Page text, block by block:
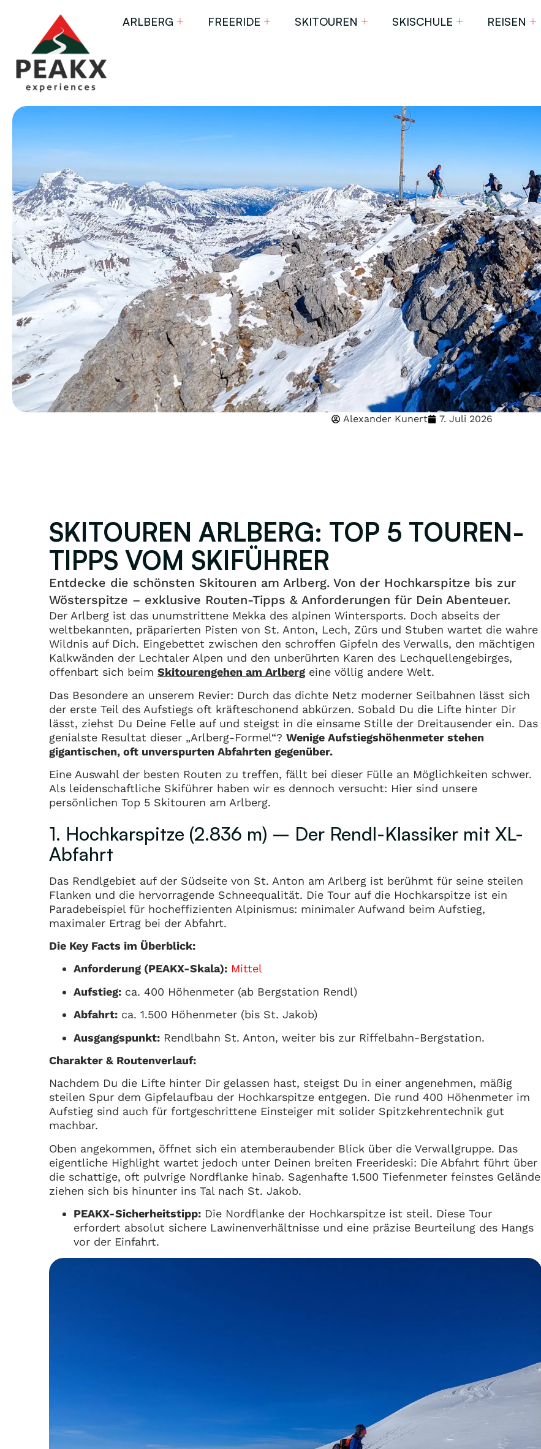
ARLBERG FREERIDE SKITOUREN SKISCHULE REISEN
Alexander Kunert 7. Juli 2026
SKITOUREN ARLBERG: TOP 5 TOUREN-
TIPPS VOM SKIFÜHRER
Entdecke die schönsten Skitouren am Arlberg. Von der Hochkarspitze bis zur
Wösterspitze – exklusive Routen-Tipps & Anforderungen für Dein Abenteuer.
Der Arlberg ist das unumstrittene Mekka des alpinen Wintersports. Doch abseits der
weltbekannten, präparierten Pisten von St. Anton, Lech, Zürs und Stuben wartet die wahre
Wildnis auf Dich. Eingebettet zwischen den schroffen Gipfeln des Verwalls, den mächtigen
Kalkwänden der Lechtaler Alpen und den unberührten Karen des Lechquellengebirges,
offenbart sich beim Skitourengehen am Arlberg eine völlig andere Welt.
Das Besondere an unserem Revier: Durch das dichte Netz moderner Seilbahnen lässt sich
der erste Teil des Aufstiegs oft kräfteschonend abkürzen. Sobald Du die Lifte hinter Dir
lässt, ziehst Du Deine Felle auf und steigst in die einsame Stille der Dreitausender ein. Das
genialste Resultat dieser „Arlberg-Formel“? Wenige Aufstiegshöhenmeter stehen
gigantischen, oft unverspurten Abfahrten gegenüber.
Eine Auswahl der besten Routen zu treffen, fällt bei dieser Fülle an Möglichkeiten schwer.
Als leidenschaftliche Skiführer haben wir es dennoch versucht: Hier sind unsere
persönlichen Top 5 Skitouren am Arlberg.
1. Hochkarspitze (2.836 m) – Der Rendl-Klassiker mit XL-
Abfahrt
Das Rendlgebiet auf der Südseite von St. Anton am Arlberg ist berühmt für seine steilen
Flanken und die hervorragende Schneequalität. Die Tour auf die Hochkarspitze ist ein
Paradebeispiel für hocheffizienten Alpinismus: minimaler Aufwand beim Aufstieg,
maximaler Ertrag bei der Abfahrt.
Die Key Facts im Überblick:
Anforderung (PEAKX-Skala): Mittel
Aufstieg: ca. 400 Höhenmeter (ab Bergstation Rendl)
Abfahrt: ca. 1.500 Höhenmeter (bis St. Jakob)
Ausgangspunkt: Rendlbahn St. Anton, weiter bis zur Riffelbahn-Bergstation.
Charakter & Routenverlauf:
Nachdem Du die Lifte hinter Dir gelassen hast, steigst Du in einer angenehmen, mäßig
steilen Spur dem Gipfelaufbau der Hochkarspitze entgegen. Die rund 400 Höhenmeter im
Aufstieg sind auch für fortgeschrittene Einsteiger mit solider Spitzkehrentechnik gut
machbar.
Oben angekommen, öffnet sich ein atemberaubender Blick über die Verwallgruppe. Das
eigentliche Highlight wartet jedoch unter Deinen breiten Freerideski: Die Abfahrt führt über
die schattige, oft pulvrige Nordflanke hinab. Sagenhafte 1.500 Tiefenmeter feinstes Gelände
ziehen sich bis hinunter ins Tal nach St. Jakob.
PEAKX-Sicherheitstipp: Die Nordflanke der Hochkarspitze ist steil. Diese Tour
erfordert absolut sichere Lawinenverhältnisse und eine präzise Beurteilung des Hangs
vor der Einfahrt.